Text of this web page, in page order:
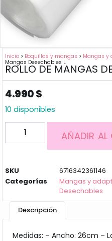
Inicio > Boquillas y mangas > Mangas y
Mangas Desechables L
ROLLO DE MANGAS
4.990$
10 disponibles
AÑADIR AL
SKU
6716342361146
Categorías
Mangas y
Desechables
Descripción
Medidas: – Ancho: 26cm –